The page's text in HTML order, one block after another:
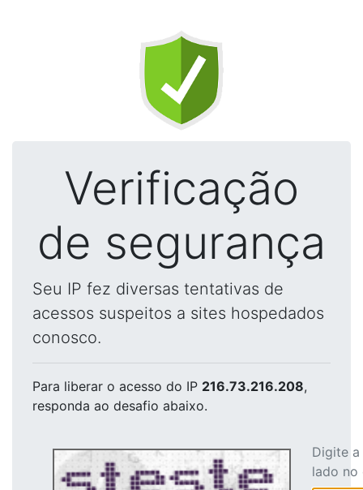
Verificação
de segurança
Seu IP fez diversas tentativas de
acessos suspeitos a sites hospedados
conosco.
Para liberar o acesso do IP 216.73.216.208,
responda ao desafio abaixo.
Digite
lado no